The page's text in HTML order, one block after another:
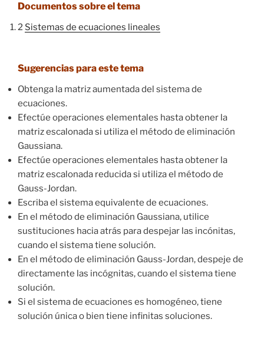
Documentos sobre el tema
2 Sistemas de ecuaciones lineales
Sugerencias para este tema
Obtenga la matriz aumentada del sistema de
ecuaciones.
Efectúe operaciones elementales hasta obtener la
matriz escalonada si utiliza el método de eliminación
Gaussiana.
Efectúe operaciones elementales hasta obtener la
matriz escalonada reducida si utiliza el método de
Gauss-Jordan.
Escriba el sistema equivalente de ecuaciones.
En el método de eliminación Gaussiana, utilice
sustituciones hacia atrás para despejar las incónitas,
cuando el sistema tiene solución.
En el método de eliminación Gauss-Jordan, despeje de
directamente las incógnitas, cuando el sistema tiene
solución.
Si el sistema de ecuaciones es homogéneo, tiene
solución única o bien tiene infinitas soluciones.